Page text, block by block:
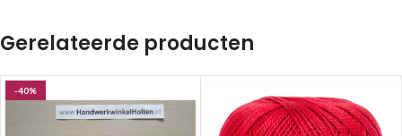
Gerelateerde producten
-40%